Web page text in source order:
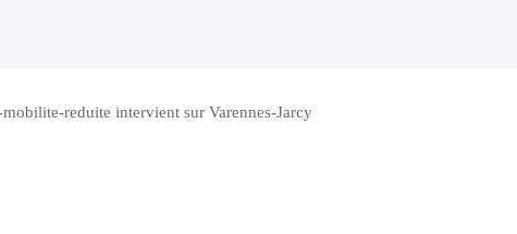
reduite intervient sur Varennes-Jarcy